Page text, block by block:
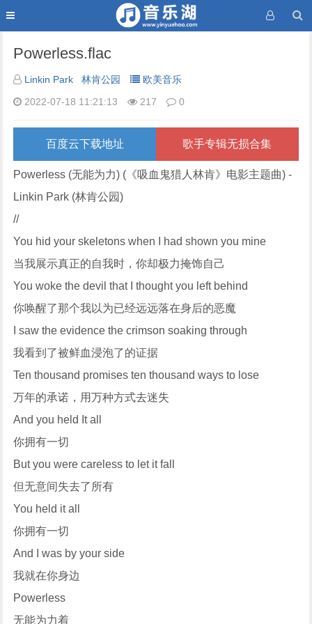
Powerless.flac
Linkin Park 林肯公园
欧美音乐
2022-07-18 11:21:13
217 0
百度云下载地址 歌手专辑无损合集
Powerless (无能为力) (《吸血鬼猎人林肯》电影主题曲) -
Linkin Park (林肯公园)
//
You hid your skeletons when I had shown you mine
当我展示真正的自我时，你却极力掩饰自己
You woke the devil that I thought you left behind
你唤醒了那个我以为已经远远落在身后的恶魔
I saw the evidence the crimson soaking through
我看到了被鲜血浸泡了的证据
Ten thousand promises ten thousand ways to lose
万年的承诺，用万种方式去迷失
And you held It all
你拥有一切
But you were careless to let it fall
但无意间失去了所有
You held it all
你拥有一切
And I was by your side
我就在你身边
Powerless
无能为力着